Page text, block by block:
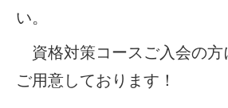
い。
資格対策コースご入会の方
ご用意しております！